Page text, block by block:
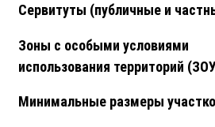
Сервитуты (публичные и
Зоны с особыми условиями
использования территорий
Минимальные размеры